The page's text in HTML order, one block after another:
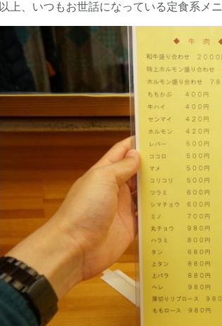
以上、いつもお世話になっている定食系メ